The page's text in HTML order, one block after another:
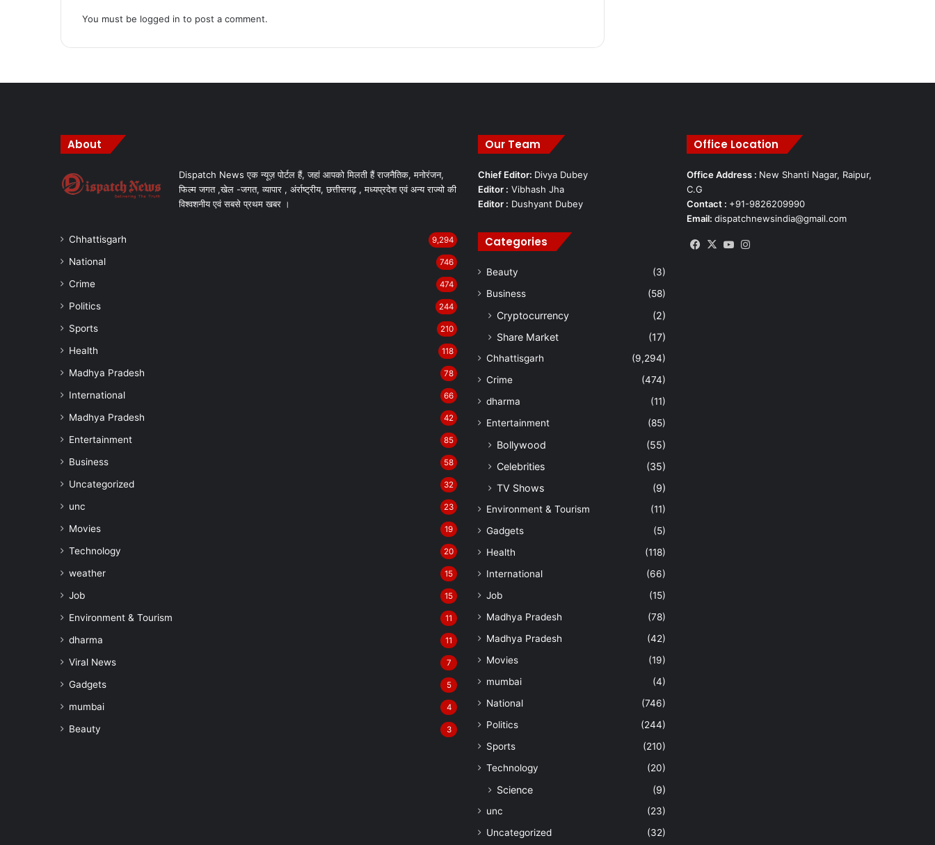
You must be logged in to post a comment.
About
Dispatch News एक न्यूज़ पोर्टल हैं, जहां आपको मिलती हैं राजनैतिक, मनोरंजन,
फिल्म जगत ,खेल -जगत, व्यापार , अंर्राष्ट्रीय, छत्तीसगढ़ , मध्यप्रदेश एवं अन्य राज्यो की
विश्वशनीय एवं सबसे प्रथम खबर ।
Chhattisgarh 9,294
National 746
Crime 474
Politics 244
Sports 210
Health 118
Madhya Pradesh 78
International 66
Madhya Pradesh 42
Entertainment 85
Business 58
Uncategorized 32
unc 23
Movies 19
Technology 20
weather 15
Job 15
Environment & Tourism 11
dharma 11
Viral News 7
Gadgets 5
mumbai 4
Beauty 3
Our Team
Chief Editor: Divya Dubey
Editor : Vibhash Jha
Editor : Dushyant Dubey
Categories
Beauty
(3)
Business
(58)
Cryptocurrency
(2)
Share Market
(17)
Chhattisgarh
(9,294)
Crime
(474)
dharma
(11)
Entertainment
(85)
Bollywood
(55)
Celebrities
(35)
TV Shows
(9)
Environment & Tourism
(11)
Gadgets
(5)
Health
(118)
International
(66)
Job
(15)
Madhya Pradesh
(78)
Madhya Pradesh
(42)
Movies
(19)
mumbai
(4)
National
(746)
Politics
(244)
Sports
(210)
Technology
(20)
Science (9)
unc
(23)
Uncategorized
(32)
Office Location
Office Address : New Shanti Nagar, Raipur,
C.G
Contact : +91-9826209990
Email: dispatchnewsindia@gmail.com
Facebook
X YouTube